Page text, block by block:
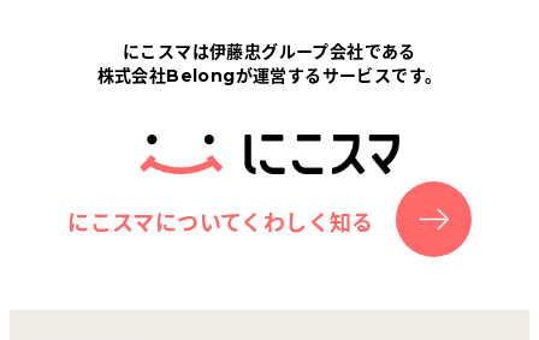
にこスマについて
サポートセンター
お客さまの声
にこスマは伊藤忠グループ会社である
株式会社Belongが運営するサービスです。
にこスマについてくわしく知る